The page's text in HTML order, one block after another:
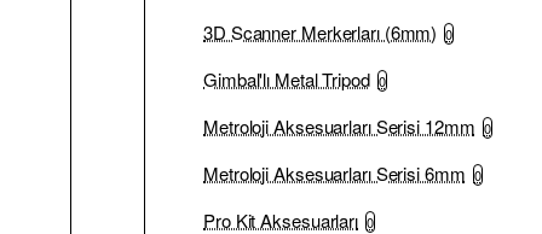
3D Scanner Merkerları (6mm) 0
Gimbal'lı Metal Tripod 0
Metroloji Aksesuarları Serisi 12mm 0
Metroloji Aksesuarları Serisi 6mm 0
Pro Kit Aksesuarları 0